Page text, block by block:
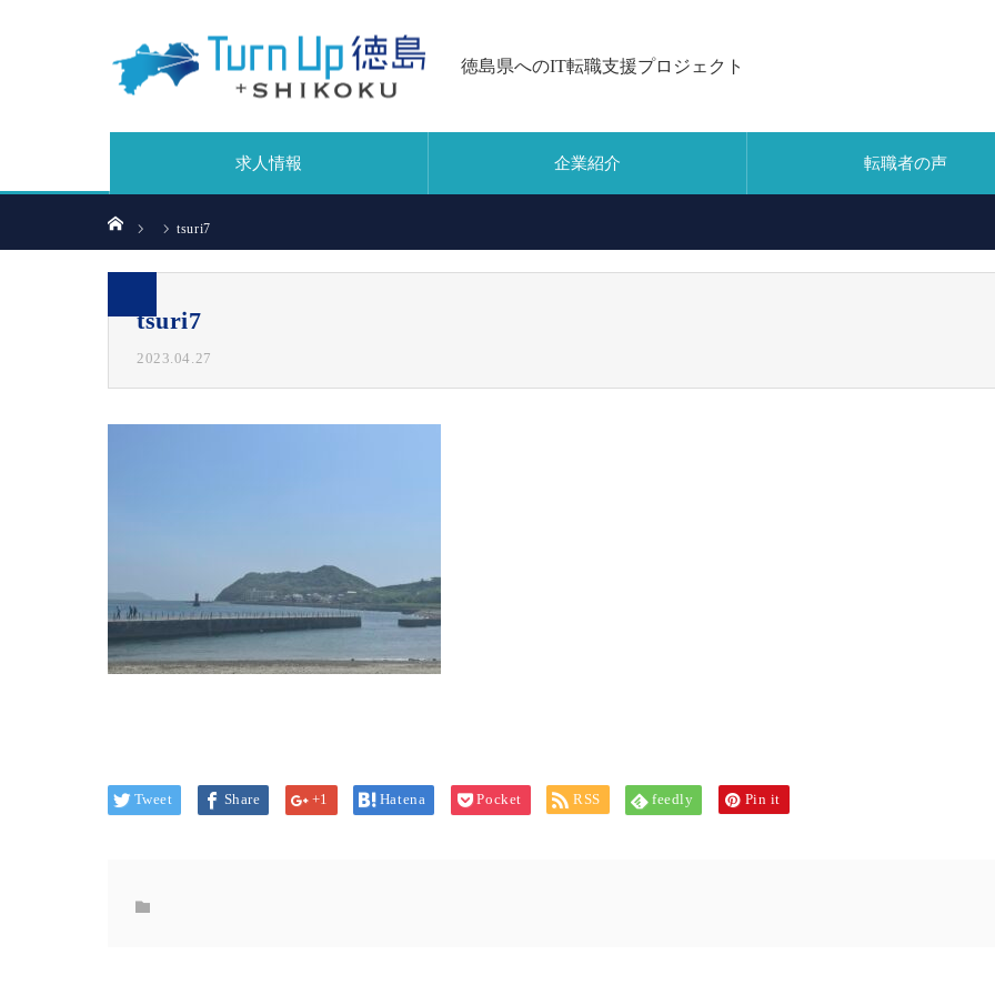
徳島県へのIT転職支援プロジェクト
求人情報 企業紹介 転職者の声
ホーム tsuri7
tsuri7
2023.04.27
Tweet Share +1 Hatena Pocket RSS feedly Pin it